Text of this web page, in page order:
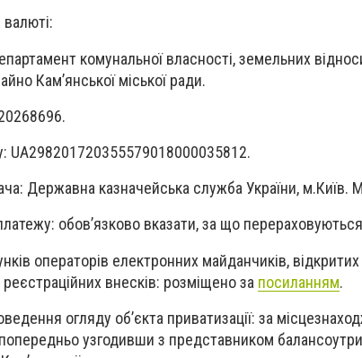
валюті:
комунальної власності, земельних
Кам’янської міської ради.
UA298201720355579018000035812.
Державна казначейська служба України, м.Київ.
обов’язково вказати, за що
операторів електронних майданчиків,
реєстраційних внесків: розміщено за посиланням.
огляду об’єкта приватизації: за
узгодивши з представником